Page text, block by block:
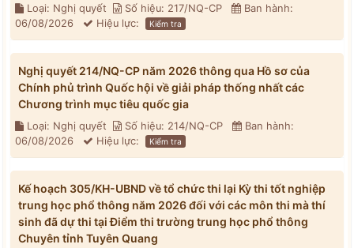
Loại: Nghị quyết Số hiệu: 217/NQ-CP
Ban hành:
06/08/2026
Hiệu lực: Kiểm tra
Nghị quyết 214/NQ-CP năm 2026 thông qua Hồ sơ của
Chính phủ trình Quốc hội về giải pháp thống nhất các
Chương trình mục tiêu quốc gia
Loại: Nghị quyết Số hiệu: 214/NQ-CP
Ban hành:
06/08/2026
Hiệu lực: Kiểm tra
Kế hoạch 305/KH-UBND về tổ chức thi lại Kỳ thi tốt nghiệp
trung học phổ thông năm 2026 đối với các môn thi mà thí
sinh đã dự thi tại Điểm thi trường trung học phổ thông
Chuyên tỉnh Tuyên Quang